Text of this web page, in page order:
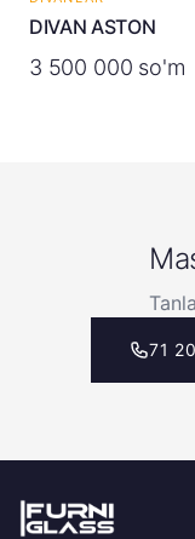
DIVAN ASTON
3 500 000 so'm
71